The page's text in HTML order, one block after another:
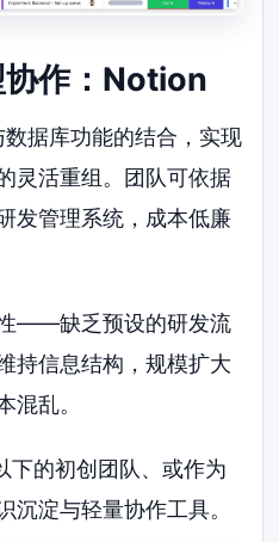
协作：Notion
据库功能的结合，实现
灵活重组。团队可依据
发管理系统，成本低廉
——缺乏预设的研发流
持信息结构，规模扩大
混乱。
下的初创团队、或作为
沉淀与轻量协作工具。